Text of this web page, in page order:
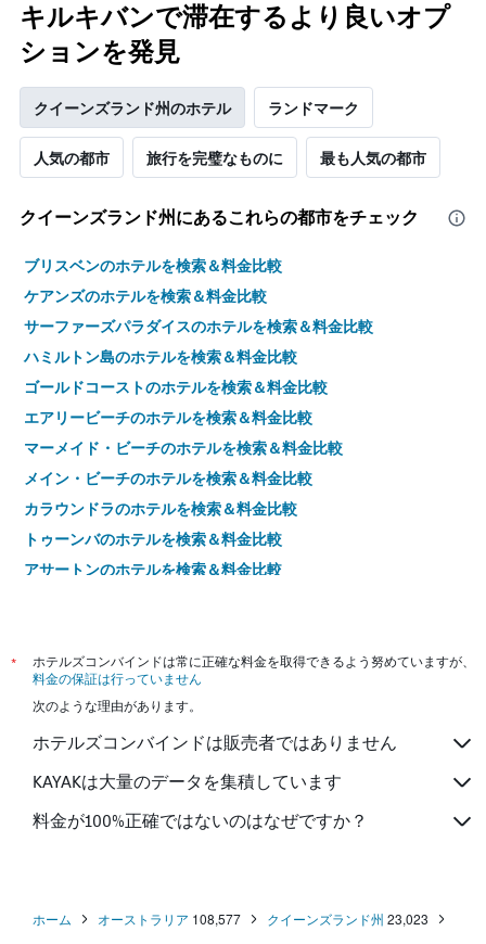
キルキバンで滞在するより良いオプ
ションを発見
クイーンズランド州のホテル ランドマーク
人気の都市 旅行を完璧なものに 最も人気の都市
クイーンズランド州​にあるこれらの都市をチェック
ブリスベンのホテルを検索＆料金比較
ケアンズのホテルを検索＆料金比較
サーファーズパラダイスのホテルを検索＆料金比較
ハミルトン島のホテルを検索＆料金比較
ゴールドコーストのホテルを検索＆料金比較
エアリービーチのホテルを検索＆料金比較
マーメイド・ビーチのホテルを検索＆料金比較
メイン・ビーチのホテルを検索＆料金比較
カラウンドラのホテルを検索＆料金比較
トゥーンバのホテルを検索＆料金比較
アサートンのホテルを検索＆料金比較
サウスポートのホテルを検索＆料金比較
ロビーナのホテルを検索＆料金比較
パーム・ビーチのホテルを検索＆料金比較
タウンズビルのホテルを検索＆料金比較
ヌーサ・ヘッズのホテルを検索＆料金比較
ロックハンプトンのホテルを検索＆料金比較
クーランガッタのホテルを検索＆料金比較
*
ホテルズコンバインドは常に正確な料金を取得できるよう努めていますが、
料金の保証は行っていません
次のような理由があります。
ホテルズコンバインドは販売者ではありません
KAYAKは大量のデータを集積しています
料金が100%正確ではないのはなぜですか？
ホーム オーストラリア 108,577 クイーンズランド州 23,023